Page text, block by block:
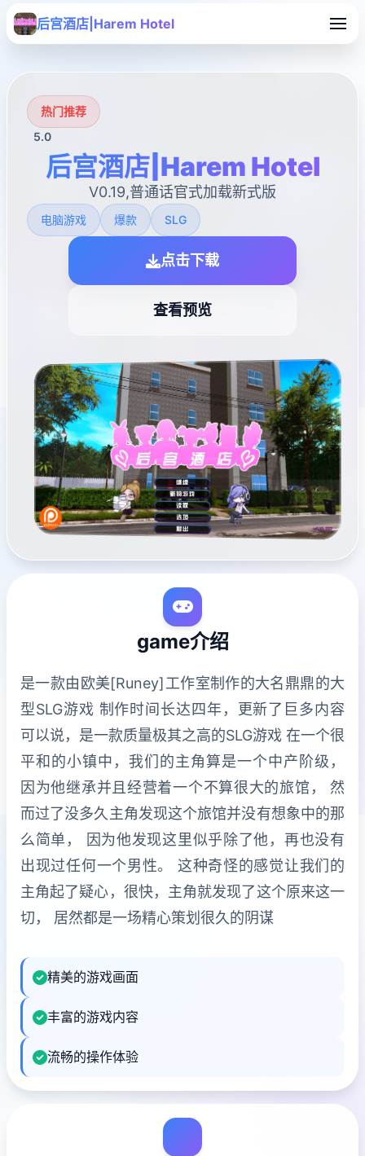
后宫酒店|Harem Hotel
热门推荐
5.0
后宫酒店|Harem Hotel
V0.19,普通话官式加载新式版
电脑游戏 爆款 SLG
点击下载
查看预览
game介绍
是一款由欧美[Runey]工作室制作的大名鼎鼎的大
型SLG游戏 制作时间长达四年，更新了巨多内容
可以说，是一款质量极其之高的SLG游戏 在一个很
平和的小镇中，我们的主角算是一个中产阶级，
因为他继承并且经营着一个不算很大的旅馆， 然
而过了没多久主角发现这个旅馆并没有想象中的那
么简单， 因为他发现这里似乎除了他，再也没有
出现过任何一个男性。 这种奇怪的感觉让我们的
主角起了疑心，很快，主角就发现了这个原来这一
切， 居然都是一场精心策划很久的阴谋
精美的游戏画面
丰富的游戏内容
流畅的操作体验